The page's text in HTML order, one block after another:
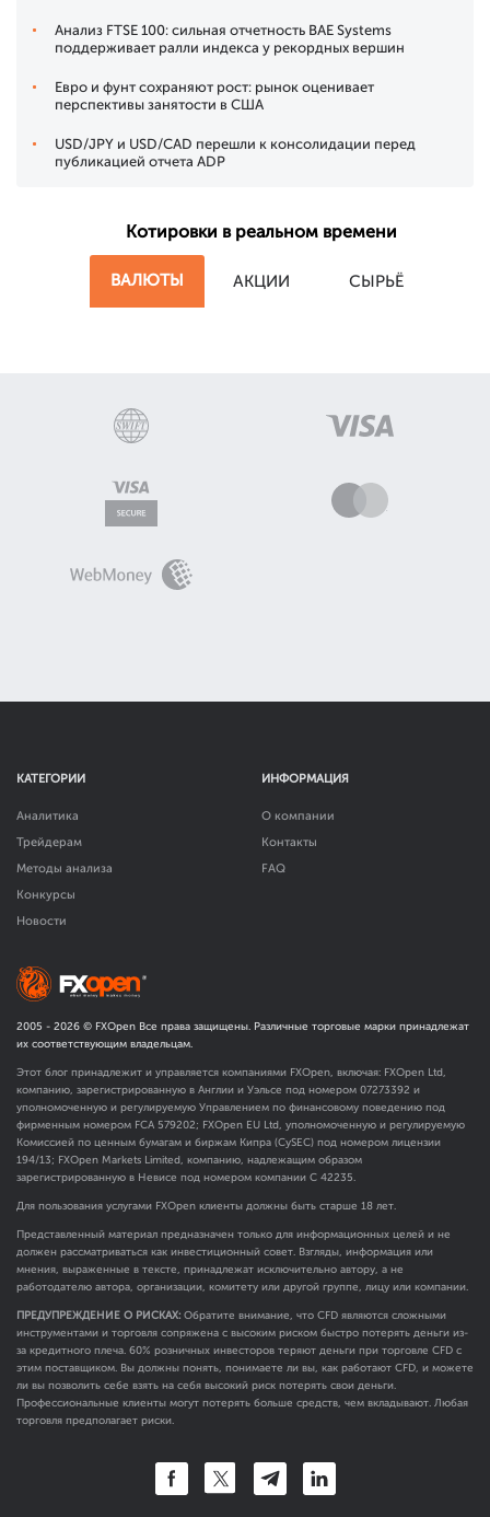
Анализ FTSE 100: сильная отчетность BAE Systems
поддерживает ралли индекса у рекордных вершин
Евро и фунт сохраняют рост: рынок оценивает
перспективы занятости в США
USD/JPY и USD/CAD перешли к консолидации перед
публикацией отчета ADP
Котировки в реальном времени
ВАЛЮТЫ АКЦИИ СЫРЬЁ
КАТЕГОРИИ
Аналитика
Трейдерам
Методы анализа
Конкурсы
Новости
ИНФОРМАЦИЯ
О компании
Контакты
FAQ
2005 - 2026 © FXOpen Все права защищены. Различные торговые марки принадлежат
их соответствующим владельцам.
Этот блог принадлежит и управляется компаниями FXOpen, включая: FXOpen Ltd,
компанию, зарегистрированную в Англии и Уэльсе под номером 07273392 и
уполномоченную и регулируемую Управлением по финансовому поведению под
фирменным номером FCA 579202; FXOpen EU Ltd, уполномоченную и регулируемую
Комиссией по ценным бумагам и биржам Кипра (CySEC) под номером лицензии
194/13; FXOpen Markets Limited, компанию, надлежащим образом
зарегистрированную в Невисе под номером компании C 42235.
Для пользования услугами FXOpen клиенты должны быть старше 18 лет.
Представленный материал предназначен только для информационных целей и не
должен рассматриваться как инвестиционный совет. Взгляды, информация или
мнения, выраженные в тексте, принадлежат исключительно автору, а не
работодателю автора, организации, комитету или другой группе, лицу или компании.
ПРЕДУПРЕЖДЕНИЕ О РИСКАХ: Обратите внимание, что CFD являются сложными
инструментами и торговля сопряжена с высоким риском быстро потерять деньги из-
за кредитного плеча. 60% розничных инвесторов теряют деньги при торговле CFD с
этим поставщиком. Вы должны понять, понимаете ли вы, как работают CFD, и можете
ли вы позволить себе взять на себя высокий риск потерять свои деньги.
Профессиональные клиенты могут потерять больше средств, чем вкладывают. Любая
торговля предполагает риски.